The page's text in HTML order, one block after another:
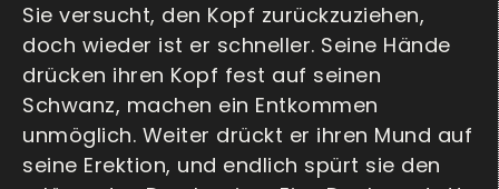
Sie versucht, den Kopf zurückzuziehen,
doch wieder ist er schneller. Seine Hände
drücken ihren Kopf fest auf seinen
Schwanz, machen ein Entkommen
unmöglich. Weiter drückt er ihren Mund auf
seine Erektion, und endlich spürt sie den